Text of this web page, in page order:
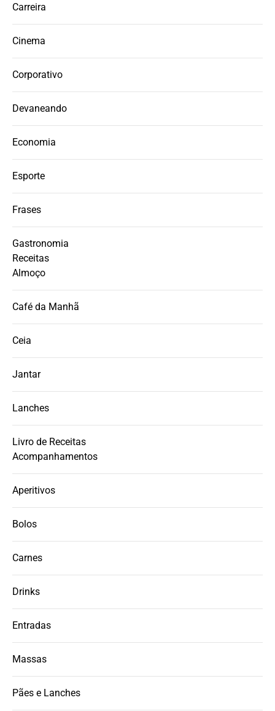
Carreira
Cinema
Corporativo
Devaneando
Economia
Esporte
Frases
Gastronomia
Receitas
Almoço
Café da Manhã
Ceia
Jantar
Lanches
Livro de Receitas
Acompanhamentos
Aperitivos
Bolos
Carnes
Drinks
Entradas
Massas
Pães e Lanches